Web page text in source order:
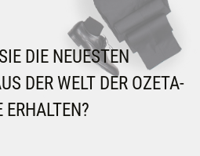
DIE NEUESTEN
DER WELT DER OZETA-
ERHALTEN?